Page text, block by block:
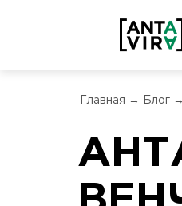
Главная → Блог →